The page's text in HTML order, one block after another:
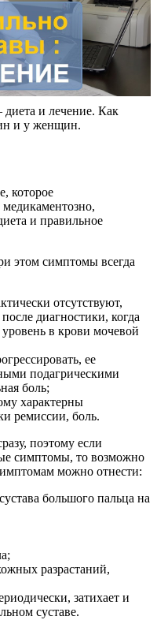
и лечение. Как
и у женщин.
которое
медикаментозно,
и правильное
этом симптомы всегда
отсутствуют,
диагностики, когда
в крови мочевой
ее
подагрическими
боль;
характерны
ремиссии, боль.
поэтому если
симптомы, то возможно
можно отнести:
большого пальца на
разрастаний,
затихает и
суставе.